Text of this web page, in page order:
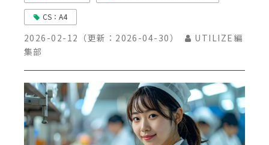
CS：A4
2026-02-12 （更新： 2026-04-30）
UTILIZE編
集部